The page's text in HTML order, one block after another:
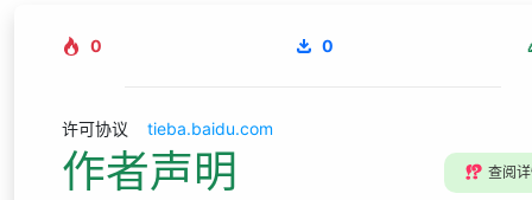
0 0
许可协议 tieba.baidu.com
作者声明 ⁉️ 查阅